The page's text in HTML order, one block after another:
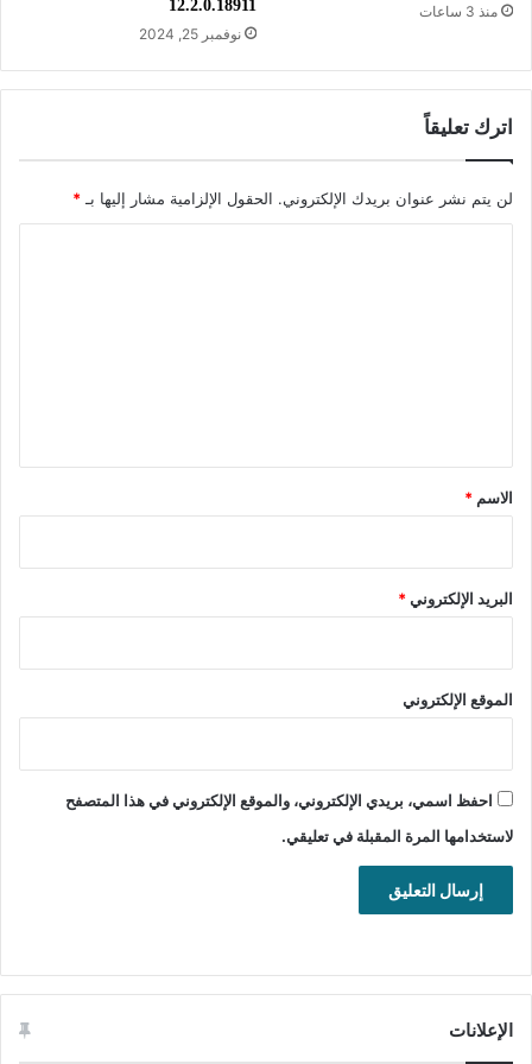
معلومات تقنية عن البرنامج:
اسم الملف: auslogics-registry-
defrag-setup.exe
الإصدار: 15.2.0.6
تاريخ التحديث: 29 أبريل 2026
متطلبات التشغيل: يدعم جميع إصدارات
اللغة: يدعم العديد من اللغات.
المطور:Auslogics
منذ 3 ساعات
12.2.0.18911
نوفمبر 25, 2024
اترك تعليقاً
لن يتم نشر عنوان بريدك الإلكتروني. الحقول الإلزامية مشار إليها بـ *
*
الاسم *
البريد الإلكتروني*
الموقع الإلكتروني
احفظ اسمي، بريدي الإلكتروني، والموقع الإلكتروني في هذا المتصفح
لاستخدامها المرة المقبلة في تعليقي.
الإعلانات